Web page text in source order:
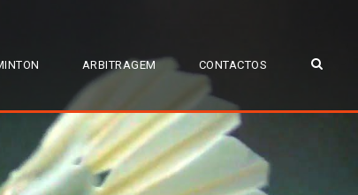
ARBITRAGEM CONTACTOS